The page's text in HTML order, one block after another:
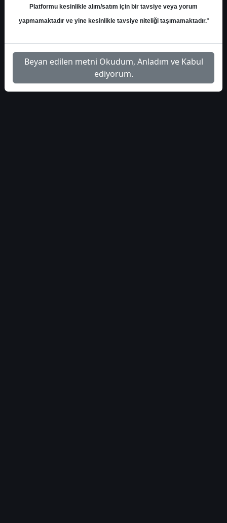
Platformu kesinlikle alım/satım için bir tavsiye veya yorum
yapmamaktadır ve yine kesinlikle tavsiye niteliği taşımamaktadır."
Beyan edilen metni Okudum, Anladım ve Kabul
ediyorum.